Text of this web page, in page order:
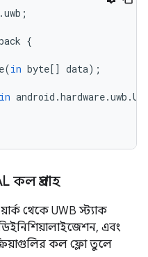
.uwb ;
{
(in byte[] data);
in android .hardware.uwb .
কল প্রবাহ
থেকে UWB স্ট্যাক
এবং
কল ফ্লো তুলে